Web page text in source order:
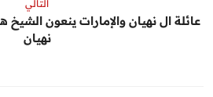
التالي
عائلة ال نهيان والإمارات ينعون
نهيان